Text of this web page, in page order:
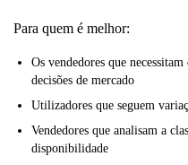
Para quem é melhor:
Os vendedores que
decisões de mercado
Utilizadores que seguem
Vendedores que analisam a
disponibilidade